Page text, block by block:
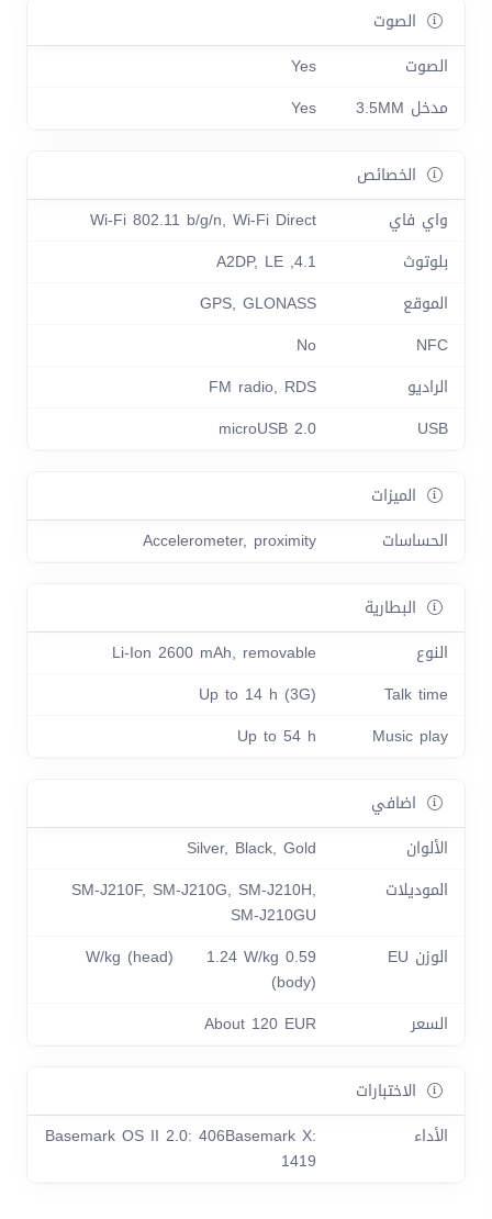
الصوت
الصوت
Yes
مدخل 3.5MM
Yes
الخصائص
واي فاي
Wi-Fi 802.11 b/g/n, Wi-Fi Direct
بلوتوث
4.1, A2DP, LE
الموقع
GPS, GLONASS
NFC
No
الراديو
FM radio, RDS
USB
microUSB 2.0
الميزات
الحساسات
Accelerometer, proximity
البطارية
النوع
Li-Ion 2600 mAh, removable
Talk time
Up to 14 h (3G)
Music play
Up to 54 h
اضافي
الألوان
Silver, Black, Gold
الموديلات
SM-J210F, SM-J210G, SM-J210H,
SM-J210GU
الوزن EU
0.59 W/kg (head) 1.24 W/kg
(body)
السعر
About 120 EUR
الاختبارات
الأداء
Basemark OS II 2.0: 406Basemark X:
1419